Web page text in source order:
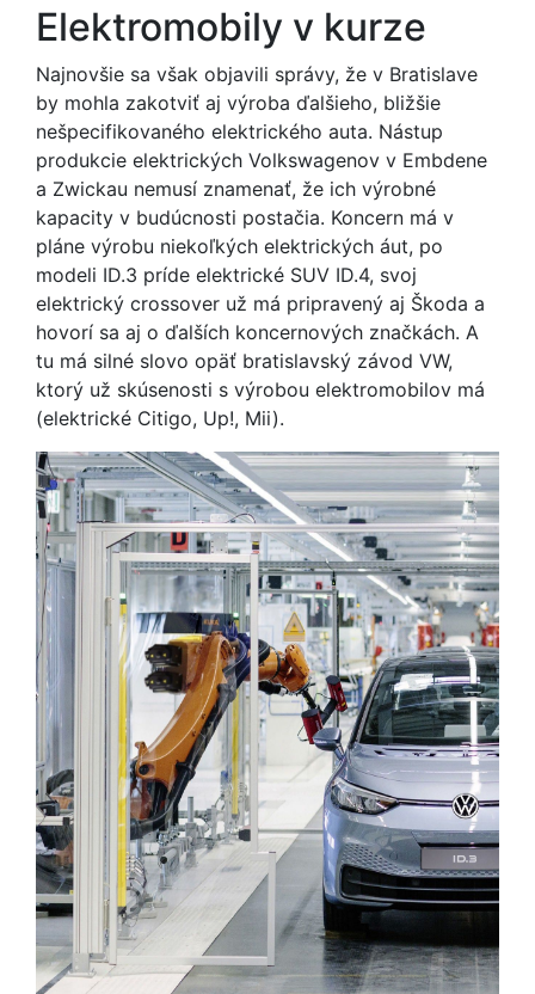
Elektromobily v kurze
Najnovšie sa však objavili správy, že v Bratislave
by mohla zakotviť aj výroba ďalšieho, bližšie
nešpecifikovaného elektrického auta. Nástup
produkcie elektrických Volkswagenov v Embdene
a Zwickau nemusí znamenať, že ich výrobné
kapacity v budúcnosti postačia. Koncern má v
pláne výrobu niekoľkých elektrických áut, po
modeli ID.3 príde elektrické SUV ID.4, svoj
elektrický crossover už má pripravený aj Škoda a
hovorí sa aj o ďalších koncernových značkách. A
tu má silné slovo opäť bratislavský závod VW,
ktorý už skúsenosti s výrobou elektromobilov má
(elektrické Citigo, Up!, Mii).